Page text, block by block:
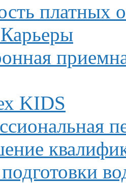
платных
KIDS